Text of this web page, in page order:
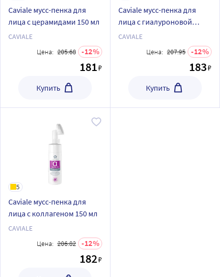
Caviale мусс-пенка для
лица с церамидами 150 мл
CAVIALE
Цена: 205.68 12
181₽
Купить
Caviale мусс-пенка для
лица с гиалуроновой
кислотой 150 мл
CAVIALE
Цена: 207.95 12
183₽
Купить
5
Caviale мусс-пенка для
лица с коллагеном 150 мл
CAVIALE
Цена: 206.82 12
182₽